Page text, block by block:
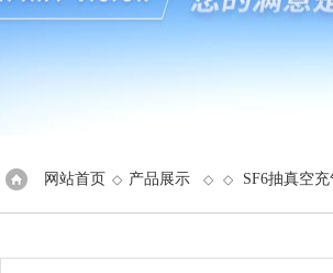
网站首页 ◇ 产品展示 ◇ ◇ SF6抽真空